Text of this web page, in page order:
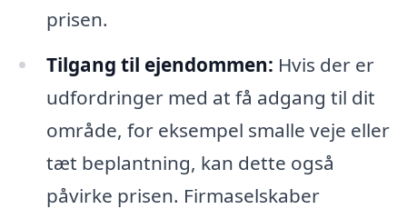
prisen.
Tilgang til ejendommen: Hvis der er
udfordringer med at få adgang til dit
område, for eksempel smalle veje eller
tæt beplantning, kan dette også
påvirke prisen. Firmaselskaber